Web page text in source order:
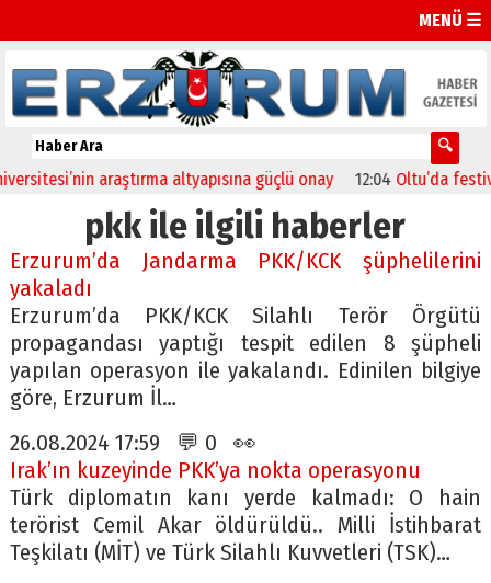
MENÜ ☰
araştırma altyapısına güçlü onay 12:04 Oltu’da festival
pkk ile ilgili haberler
Erzurum’da Jandarma PKK/KCK şüphelilerini
yakaladı
Erzurum’da PKK/KCK Silahlı Terör Örgütü
propagandası yaptığı tespit edilen 8 şüpheli
yapılan operasyon ile yakalandı. Edinilen bilgiye
göre, Erzurum İl…
26.08.2024 17:59 💬 0 👀
Irak’ın kuzeyinde PKK’ya nokta operasyonu
Türk diplomatın kanı yerde kalmadı: O hain
terörist Cemil Akar öldürüldü.. Milli İstihbarat
Teşkilatı (MİT) ve Türk Silahlı Kuvvetleri (TSK)…